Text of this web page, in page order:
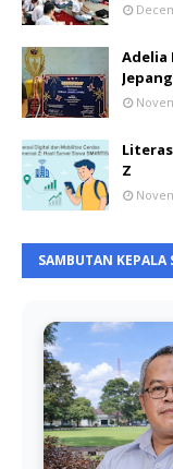
Adelia
Z
SAMBUTAN KEPALA